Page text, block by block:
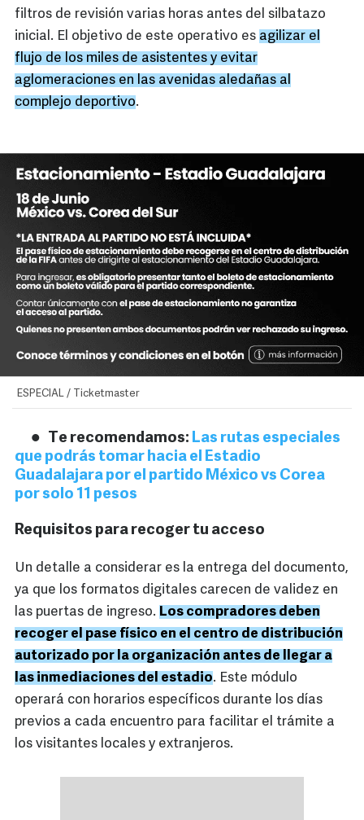
filtros de revisión varias horas antes del silbatazo
inicial. El objetivo de este operativo es agilizar el
flujo de los miles de asistentes y evitar
aglomeraciones en las avenidas aledañas al
complejo deportivo.
ESPECIAL / Ticketmaster
Te recomendamos: Las rutas especiales
que podrás tomar hacia el Estadio
Guadalajara por el partido México vs Corea
por solo 11 pesos
Requisitos para recoger tu acceso
Un detalle a considerar es la entrega del documento,
ya que los formatos digitales carecen de validez en
las puertas de ingreso. Los compradores deben
recoger el pase físico en el centro de distribución
autorizado por la organización antes de llegar a
las inmediaciones del estadio. Este módulo
operará con horarios específicos durante los días
previos a cada encuentro para facilitar el trámite a
los visitantes locales y extranjeros.